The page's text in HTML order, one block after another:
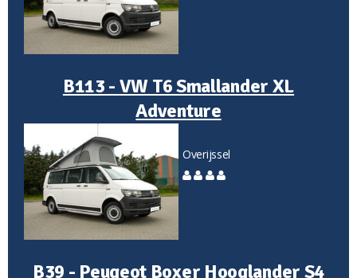
B113 - VW T6 Smallander XL
Adventure
Overijssel
B39 - Peugeot Boxer Hooglander S4